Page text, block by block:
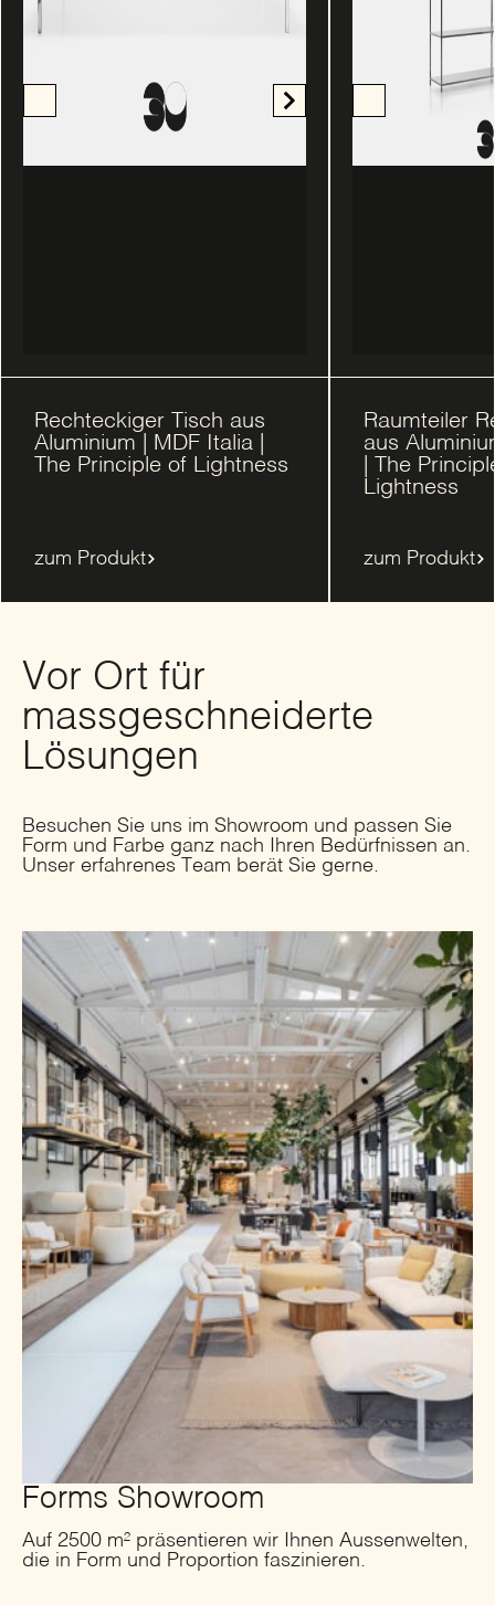
Rechteckiger Tisch aus
Aluminium | MDF Italia |
The Principle of Lightness
zum Produkt
Raumteiler
aus
| The
Lightness
zum Produkt
Vor Ort für
massgeschneiderte
Lösungen
Besuchen Sie uns im Showroom und passen Sie
Form und Farbe ganz nach Ihren Bedürfnissen an.
Unser erfahrenes Team berät Sie gerne.
Forms Showroom
Auf 2500 m² präsentieren wir Ihnen Aussenwelten,
die in Form und Proportion faszinieren.